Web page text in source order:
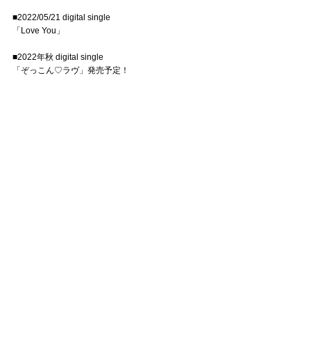
■2022/05/21 digital single
「Love You」
■2022年秋 digital single
「ぞっこん♡ラヴ」発売予定！